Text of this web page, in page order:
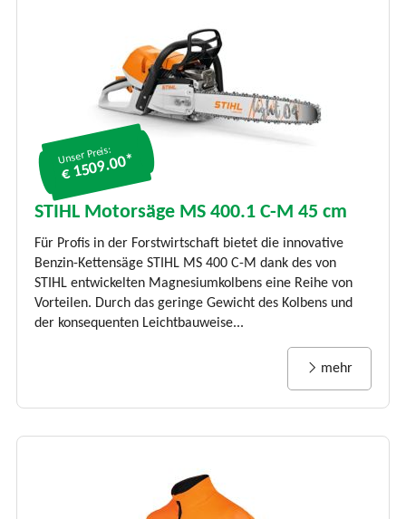
Unser Preis:
€ 1509.00*
STIHL Motorsäge MS 400.1 C-M 45 cm
Für Profis in der Forstwirtschaft bietet die innovative
Benzin-Kettensäge STIHL MS 400 C-M dank des von
STIHL entwickelten Magnesiumkolbens eine Reihe von
Vorteilen. Durch das geringe Gewicht des Kolbens und
der konsequenten Leichtbauweise...
mehr